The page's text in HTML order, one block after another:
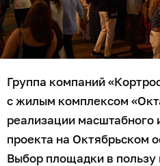
Группа компаний
с жилым комплексом
реализации масштабного
проекта на Октябрьском
Выбор площадки в